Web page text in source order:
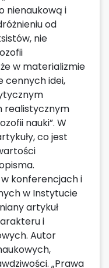
nienaukową i
od
nie
w materializmie
cennych idei,
realistycznym
nauki”. W
co jest
w konferencjach i
w Instytucie
artykuł
i
Autor
„Prawa